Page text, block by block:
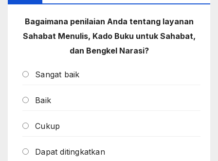
Bagaimana penilaian Anda tentang layanan
Sahabat Menulis, Kado Buku untuk Sahabat,
dan Bengkel Narasi?
Sangat baik
Baik
Cukup
Dapat ditingkatkan